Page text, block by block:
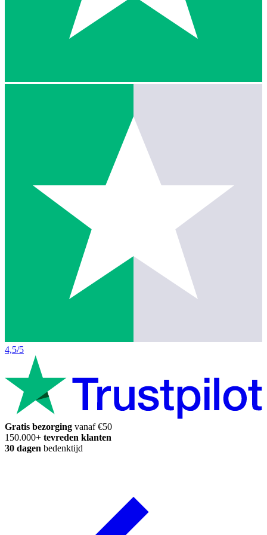
4,5/5
Gratis bezorging vanaf €50
150.000+ tevreden klanten
30 dagen bedenktijd